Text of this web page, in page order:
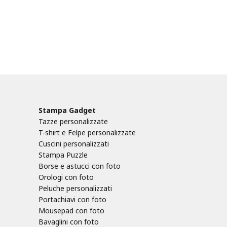
Stampa Gadget
Tazze personalizzate
T-shirt e Felpe personalizzate
Cuscini personalizzati
Stampa Puzzle
Borse e astucci con foto
Orologi con foto
Peluche personalizzati
Portachiavi con foto
Mousepad con foto
Bavaglini con foto